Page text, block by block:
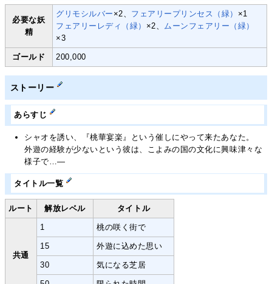
必要な妖
精
グリモシルバー ×2、 フェアリープリンセス（緑） ×1
フェアリーレディ（緑） ×2、
ムーンフェアリー（緑）
×3
ゴールド 200,000
ストーリー
あらすじ
シャオを誘い、『桃華宴楽』という催しにやって来たあなた。
外遊の経験が少ないという彼は、こよみの国の文化に興味津々な
様子で…―
タイトル一覧
ルート 解放レベル タイトル
共通
1 桃の咲く街で
15 外遊に込めた思い
30 気になる芝居